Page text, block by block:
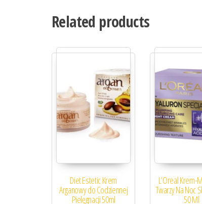
Related products
Diet Estetic Krem
Arganowy do Codziennej
Pielęgnacji 50ml
L’Oreal Krem-
Twarzy Na Noc
50 Ml